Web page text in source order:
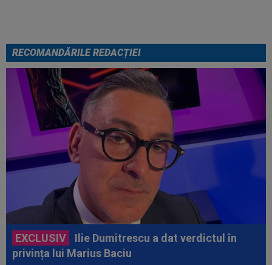
RECOMANDĂRILE REDACȚIEI
EXCLUSIV
Ilie Dumitrescu a dat verdictul în
privința lui Marius Baciu